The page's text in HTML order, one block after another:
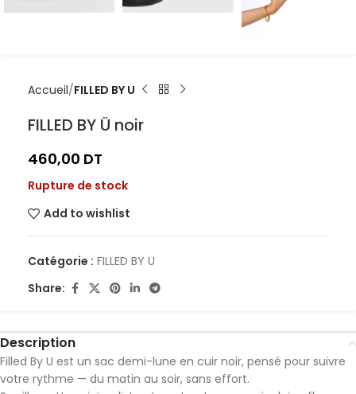
Accueil FILLED BY U
FILLED BY Ü noir
460,00 DT
Rupture de stock
Add to wishlist
Catégorie : FILLED BY U
Share:
Description
Filled By U est un sac demi-lune en cuir noir, pensé pour suivre
votre rythme — du matin au soir, sans effort.